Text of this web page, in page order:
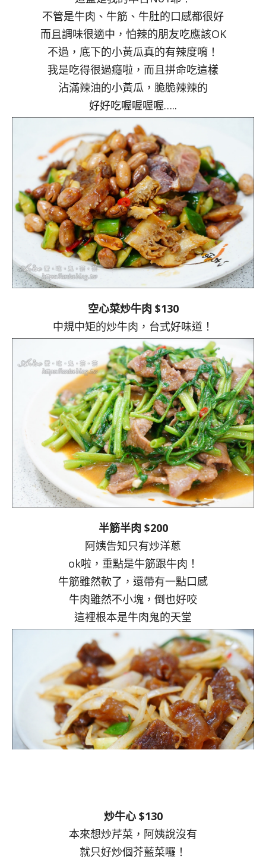
不管是牛肉、牛筋、牛肚的口感都很好
而且調味很適中，怕辣的朋友吃應該OK
不過，底下的小黃瓜真的有辣度唷！
我是吃得很過癮啦，而且拼命吃這樣
沾滿辣油的小黃瓜，脆脆辣辣的
好好吃喔喔喔喔…..
空心菜炒牛肉 $130
中規中矩的炒牛肉，台式好味道！
半筋半肉 $200
阿姨告知只有炒洋蔥
ok啦，重點是牛筋跟牛肉！
牛筋雖然軟了，還帶有一點口感
牛肉雖然不小塊，倒也好咬
這裡根本是牛肉鬼的天堂
炒牛心 $130
本來想炒芹菜，阿姨說沒有
就只好炒個芥藍菜囉！